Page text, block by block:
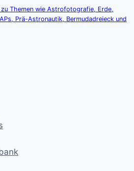
Themen wie Astrofotografie, Erde,
Prä-Astronautik, Bermudadreieck und